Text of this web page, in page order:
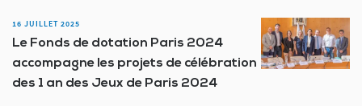
16 JUILLET 2025
Le Fonds de dotation Paris 2024
accompagne les projets de célébration
des 1 an des Jeux de Paris 2024